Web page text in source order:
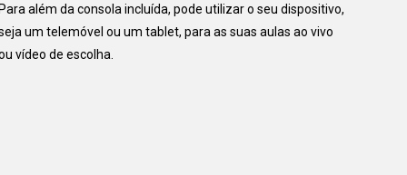
Para além da consola incluída, pode utilizar o seu dispositivo,
um telemóvel ou um tablet, para as suas aulas ao vivo
vídeo de escolha.